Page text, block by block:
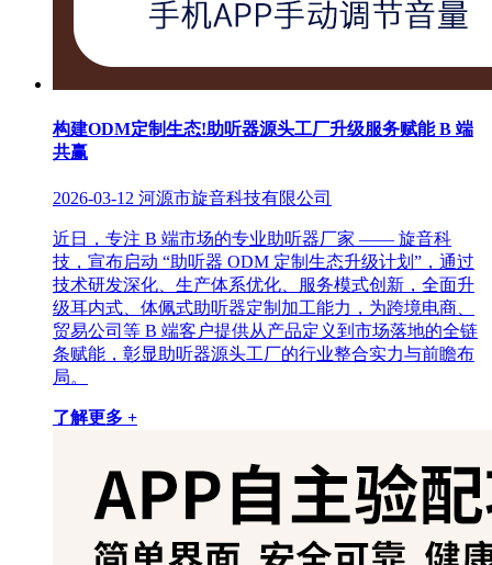
构建ODM定制生态!助听器源头工厂升级服务赋能 B 端
共赢
2026-03-12 河源市旋音科技有限公司
近日，专注 B 端市场的专业助听器厂家 —— 旋音科
技，宣布启动 “助听器 ODM 定制生态升级计划”，通过
技术研发深化、生产体系优化、服务模式创新，全面升
级耳内式、体佩式助听器定制加工能力，为跨境电商、
贸易公司等 B 端客户提供从产品定义到市场落地的全链
条赋能，彰显助听器源头工厂的行业整合实力与前瞻布
局。
了解更多 +